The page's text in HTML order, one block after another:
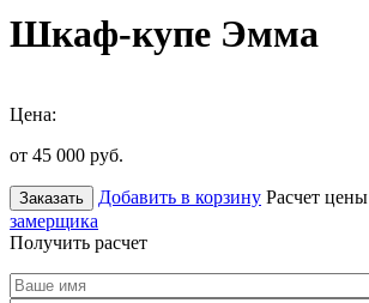
Шкаф-купе Эмма
Цена:
от 45 000 руб.
Заказать Добавить в корзину Расчет цены
замерщика
Получить расчет